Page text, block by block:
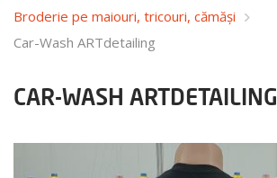
Broderie pe maiouri, tricouri, cămăși
Car-Wash ARTdetailing
CAR-WASH ARTDETAILING